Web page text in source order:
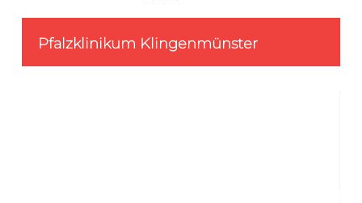
Pfalzklinikum Klingenmünster